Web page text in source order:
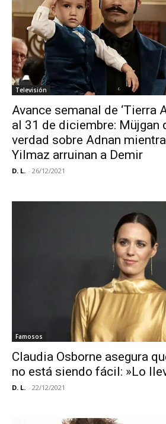
Televisión
Avance semanal de ‘Tierra
al 31 de diciembre: Müjgan
verdad sobre Adnan
Yilmaz arruinan a Demir
D. L. - 26/12/2021
Famosos
Claudia Osborne asegura
no está siendo fácil: »Lo
D. L. - 22/12/2021